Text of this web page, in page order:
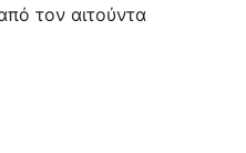
τον αιτούντα